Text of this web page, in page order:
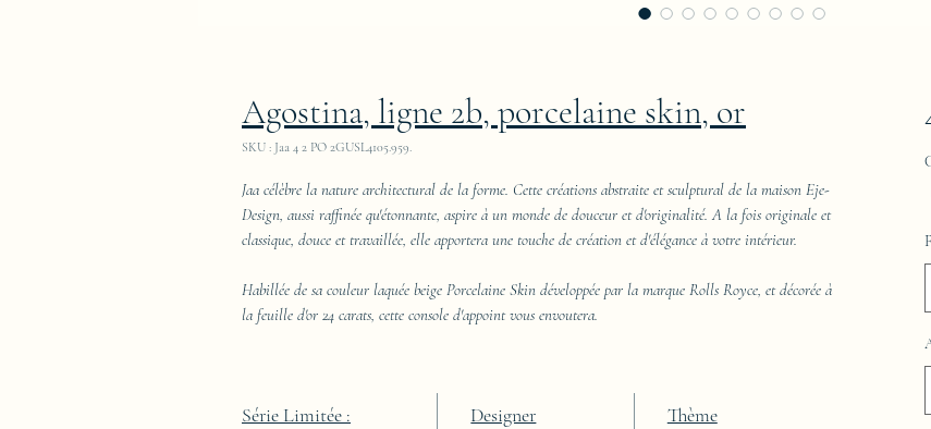
Agostina, ligne 2b, porcelaine skin, or
SKU : Jaa 4 2 PO 2GUSL4105.959.
Jaa célèbre la nature architectural de la forme. Cette créations abstraite et sculptural de la maison Eje-
Design, aussi raffinée qu'étonnante, aspire à un monde de douceur et d'originalité. A la fois originale et
classique, douce et travaillée, elle apportera une touche de création et d'élégance à votre intérieur.
Habillée de sa couleur laquée beige Porcelaine Skin développée par la marque Rolls Royce, et décorée à
la feuille d'or 24 carats, cette console d'appoint vous envoutera.
Série Limitée : Designer Thème